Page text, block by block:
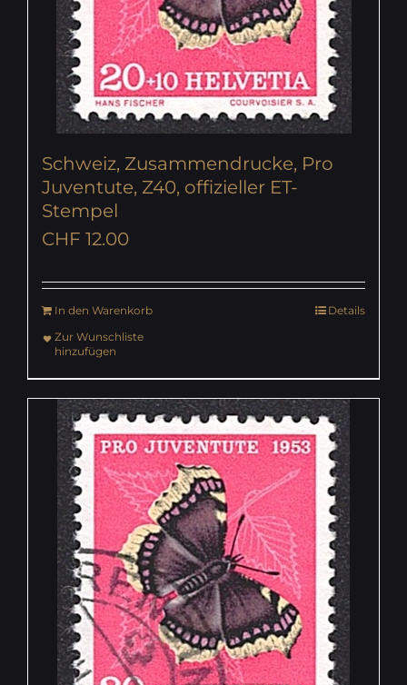
Schweiz, Zusammendrucke, Pro
Juventute, Z40, offizieller ET-
Stempel
CHF 12.00
In den Warenkorb
Details
Zur Wunschliste
hinzufügen